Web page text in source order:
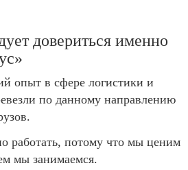
довериться именно
опыт в сфере логистики и
по данному направлению
работать, потому что мы ценим
мы занимаемся.